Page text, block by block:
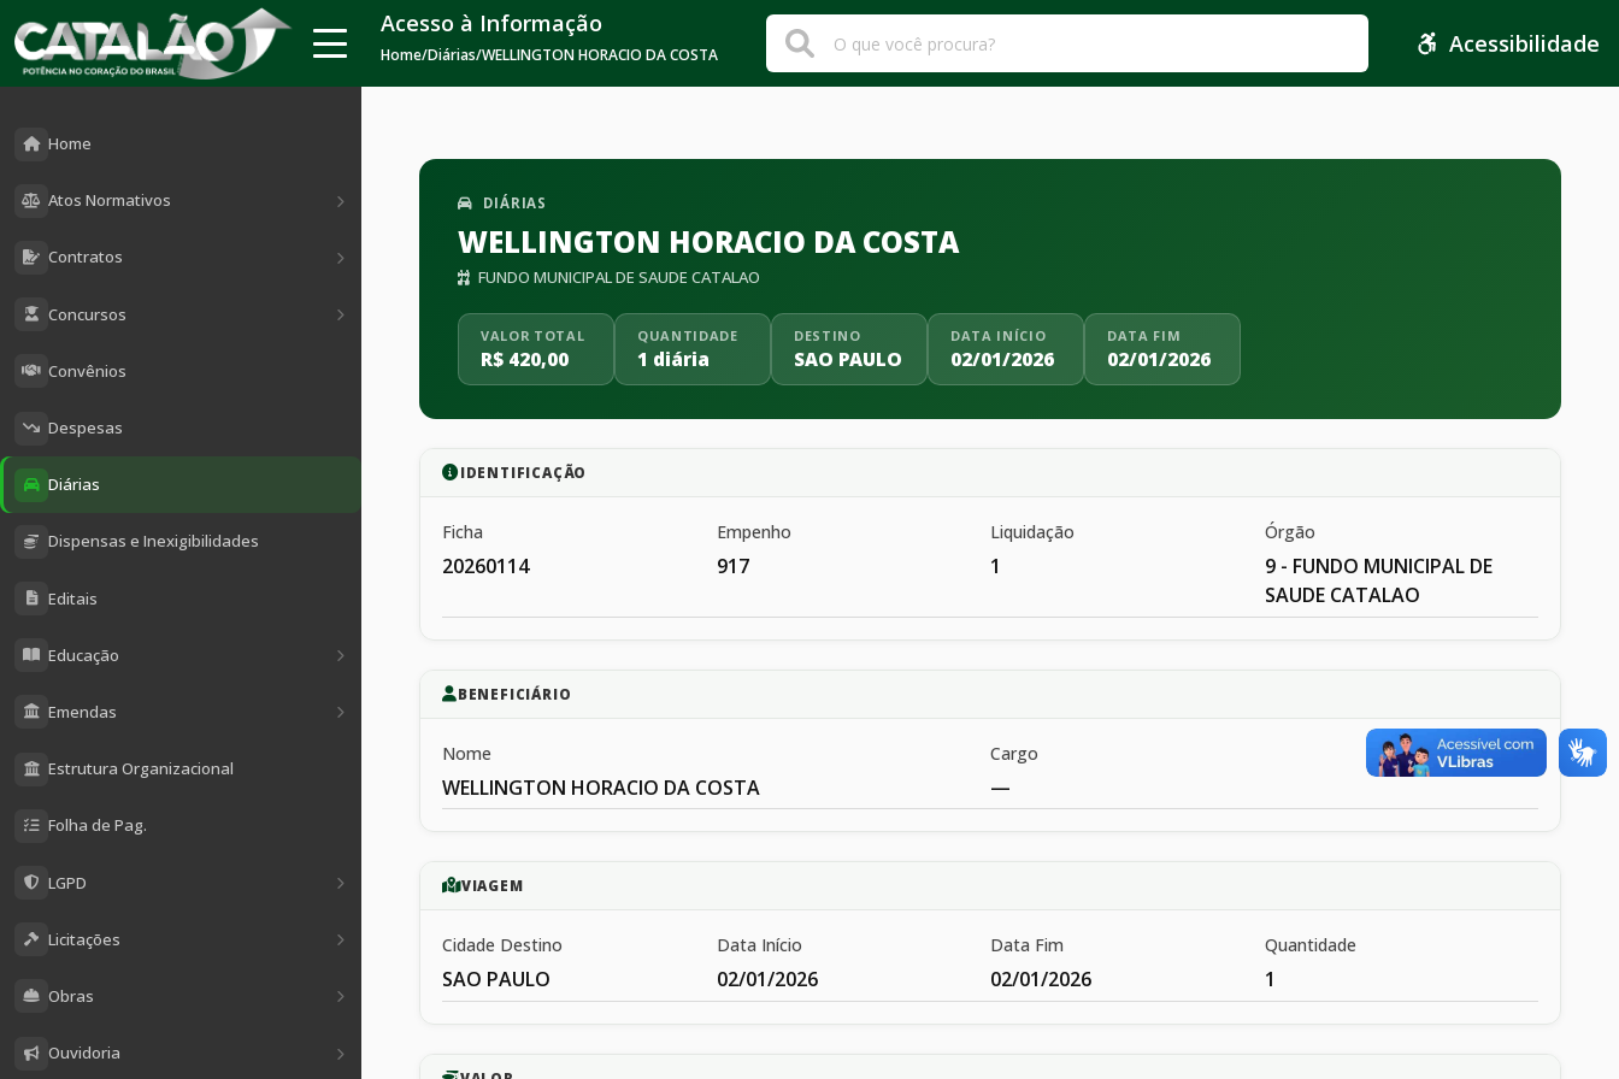
Home
Atos Normativos
Contratos
Concursos
Convênios
Despesas
Diárias
Dispensas e Inexigibilidades
Editais
Educação
Emendas
Estrutura Organizacional
Folha de Pag.
LGPD
Licitações
Obras
Ouvidoria
Acesso à Informação
Home/Diárias/WELLINGTON HORACIO DA COSTA Acessibilidade
DIÁRIAS
WELLINGTON HORACIO DA COSTA
FUNDO MUNICIPAL DE SAUDE CATALAO
VALOR TOTAL
R$ 420,00
QUANTIDADE
1 diária
DESTINO
SAO PAULO
DATA INÍCIO
02/01/2026
DATA FIM
02/01/2026
IDENTIFICAÇÃO
Ficha
20260114
Empenho
917
Liquidação
1
Órgão
9 - FUNDO MUNICIPAL DE
SAUDE CATALAO
BENEFICIÁRIO
Nome
WELLINGTON HORACIO DA COSTA
Cargo
—
VIAGEM
Cidade Destino
SAO PAULO
Data Início
02/01/2026
Data Fim
02/01/2026
Quantidade
1